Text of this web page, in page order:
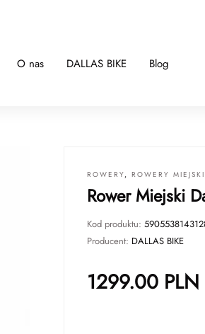
O nas DALLAS BIKE Blog
ROWERY, ROWERY
Rower Miejski
Kod produktu:
Producent: DALLAS BIKE
1299.00 PLN